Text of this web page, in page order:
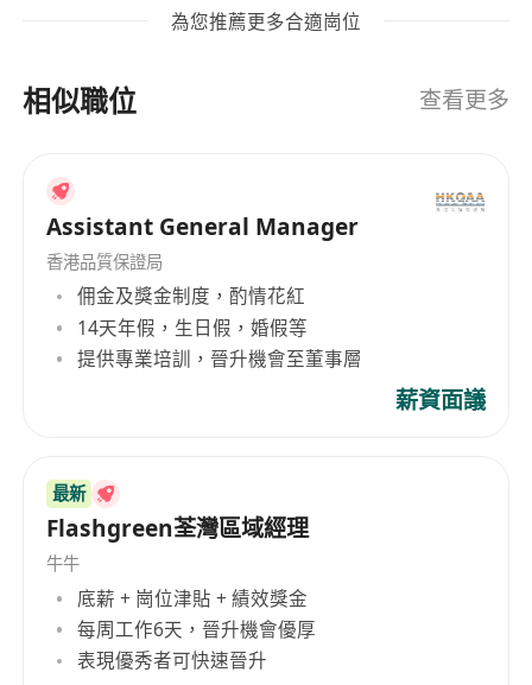
支費用，達成每月銷售目標並優化營運效率。
負責日常收貨、點算及存貨管理工作。
工作要求：
1. 中學畢業或具備相關工作經驗，擁有5年或以上零
售或餐飲行業店舖管理經驗者優先考慮。
2. 持有認可的衛生經理證書，熟悉食品安全標準及
相關法律法規。
3. 具備良好的溝通能力與團隊領導技巧，能夠有效
應現代化管理工具。
5. 具有人才招聘及培訓經驗，能夠進行面試、入職
指導及持續在職培訓，推動員工發展。
福利：
（無特別說明）
為您推薦更多合適崗位
相似職位 查看更多
Assistant General Manager
香港品質保證局
佣金及獎金制度，酌情花紅
14天年假，生日假，婚假等
提供專業培訓，晉升機會至董事層
薪資面議
最新
Flashgreen荃灣區域經理
牛牛
底薪 + 崗位津貼 + 績效獎金
每周工作6天，晉升機會優厚
表現優秀者可快速晉升